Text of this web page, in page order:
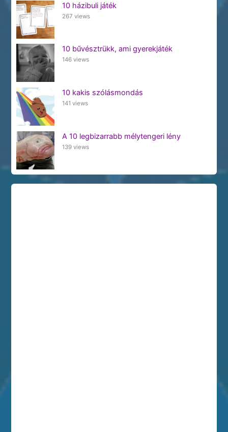
10 házibuli játék
267 views
10 bűvésztrükk, ami gyerekjáték
146 views
10 kakis szólásmondás
141 views
A 10 legbizarrabb mélytengeri lény
139 views